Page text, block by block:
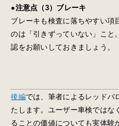
●注意点（3）ブレーキ
ブレーキも検査に落ちやすい項
のは「引きずっていない」こと
認をお願いしておきましょう。
後編では、筆者によるレッドバ
たします。ユーザー車検ではな
ることの価値についても実体験